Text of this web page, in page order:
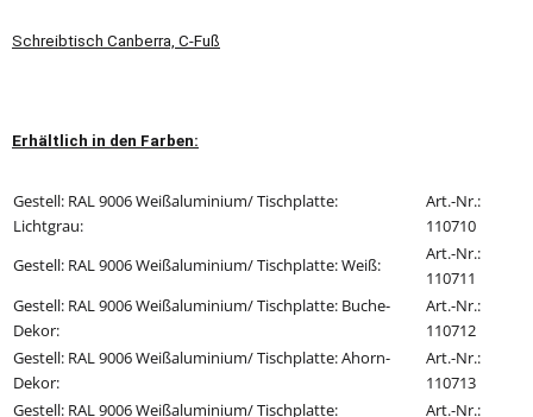
Schreibtisch Canberra, C-Fuß
Erhältlich in den Farben:
Gestell: RAL 9006 Weißaluminium/ Tischplatte:
Lichtgrau:
Art.-Nr.:
110710
Gestell: RAL 9006 Weißaluminium/Tischplatte: Weiß:
Art.-Nr.:
110711
Gestell: RAL 9006 Weißaluminium/ Tischplatte: Buche-
Dekor:
Art.-Nr.:
110712
Gestell: RAL 9006 Weißaluminium/ Tischplatte: Ahorn-
Dekor:
Art.-Nr.:
110713
Gestell: RAL 9006 Weißaluminium/ Tischplatte:
Art.-Nr.: